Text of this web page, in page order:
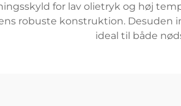
for lav olietryk og høj
robuste konstruktion. Desuden
ideal til både